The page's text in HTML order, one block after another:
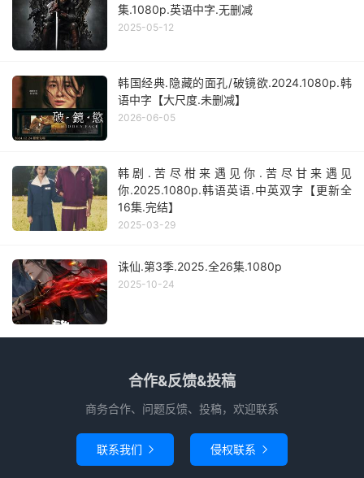
集.1080p.英语中字.无删减
2025-05-12
韩国经典.隐藏的面孔/破镜欲.2024.1080p.韩
语中字【大尺度.未删减】
2026-06-05
韩剧.苦尽柑来遇见你.苦尽甘来遇见
你.2025.1080p.韩语英语.中英双字【更新全
16集.完结】
2025-03-29
诛仙.第3季.2025.全26集.1080p
2025-10-24
合作&反馈&投稿
商务合作、问题反馈、投稿，欢迎联系
联系我们  侵权联系 